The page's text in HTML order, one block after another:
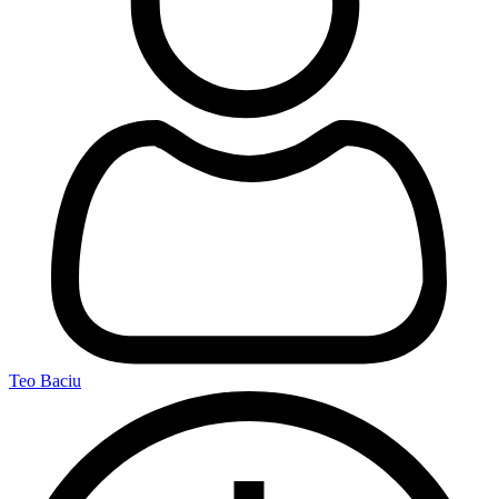
Teo Baciu